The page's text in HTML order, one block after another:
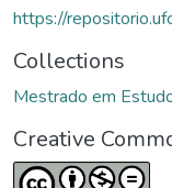
https://
Collections
Mestrado em
Creative